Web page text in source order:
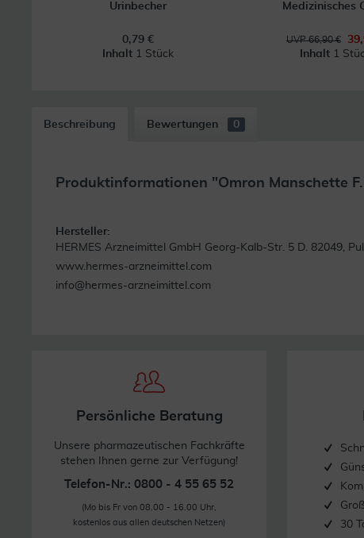
Urinbecher
0,79 €
Inhalt 1 Stück
Medizinisches
UVP 66,90 €
Inhalt 1
Beschreibung Bewertungen 0
Produktinformationen "Omron Manschette
Hersteller:
HERMES Arzneimittel GmbH Georg-Kalb-Str. 5 D. 82049,
www.hermes-arzneimittel.com
info@hermes-arzneimittel.com
Persönliche Beratung
Unsere pharmazeutischen Fachkräfte
stehen Ihnen gerne zur Verfügung!
Telefon-Nr.: 0800 - 4 55 65 52
(Mo bis Fr von 08.00 - 16.00 Uhr,
kostenlos aus allen deutschen Netzen)
30